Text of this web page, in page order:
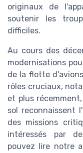
originaux de
soutenir les
difficiles.
Au cours des
modernisations
de la flotte
rôles cruciaux,
et plus
sol reconnaissent
des missions
intéressés par
pouvez lire notre